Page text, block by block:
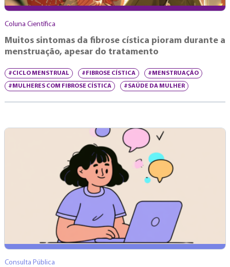
Coluna Científica
Muitos sintomas da fibrose cística pioram durante a
menstruação, apesar do tratamento
#CICLO MENSTRUAL #FIBROSE CÍSTICA #MENSTRUAÇÃO
#MULHERES COM FIBROSE CÍSTICA #SAÚDE DA MULHER
Consulta Pública